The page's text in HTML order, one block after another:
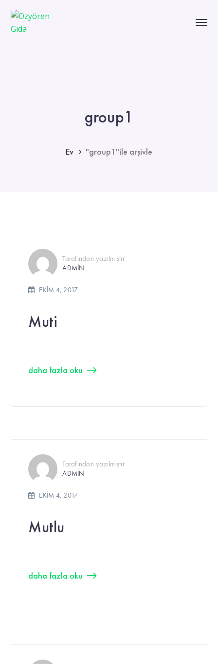
group1
Ev "group1"ile arşivle
Tarafından yazılmıştır
ADMIN
EKIM 4, 2017
Muti
daha fazla oku
Tarafından yazılmıştır
ADMIN
EKIM 4, 2017
Mutlu
daha fazla oku